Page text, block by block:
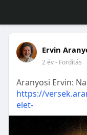
Ervin
2 év- Fordítás
Aranyosi Ervin:
https://
elet-